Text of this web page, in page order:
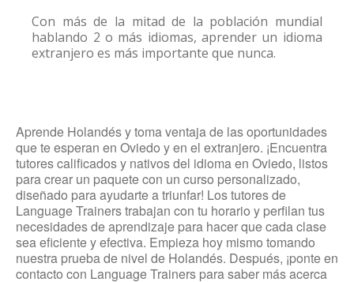
Con más de la mitad de la población mundial
hablando 2 o más idiomas, aprender un idioma
extranjero es más importante que nunca.
Aprende Holandés y toma ventaja de las oportunidades
que te esperan en Oviedo y en el extranjero. ¡Encuentra
tutores calificados y nativos del idioma en Oviedo, listos
para crear un paquete con un curso personalizado,
diseñado para ayudarte a triunfar! Los tutores de
Language Trainers trabajan con tu horario y perfilan tus
necesidades de aprendizaje para hacer que cada clase
sea eficiente y efectiva. Empieza hoy mismo tomando
nuestra prueba de nivel de Holandés. Después, ¡ponte en
contacto con Language Trainers para saber más acerca